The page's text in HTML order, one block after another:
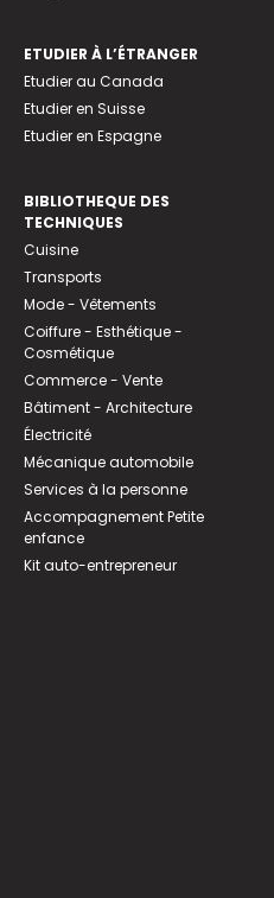
ETUDIER À L’ÉTRANGER
Etudier au Canada
Etudier en Suisse
Etudier en Espagne
BIBLIOTHEQUE DES
TECHNIQUES
Cuisine
Transports
Mode - Vêtements
Coiffure - Esthétique -
Cosmétique
Commerce - Vente
Bâtiment - Architecture
Électricité
Mécanique automobile
Services à la personne
Accompagnement Petite
enfance
Kit auto-entrepreneur